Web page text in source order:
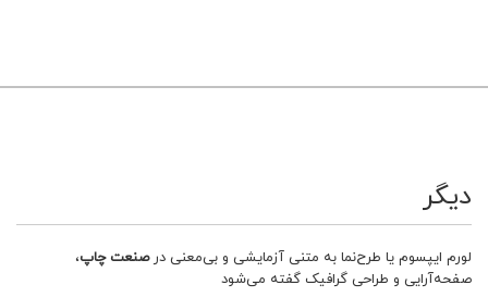
دیگر
لورم ایپسوم یا طرح‌نما به متنی آزمایشی و بی‌معنی درصنعت چاپ،
صفحه‌آرایی و طراحی گرافیک گفته می‌شود